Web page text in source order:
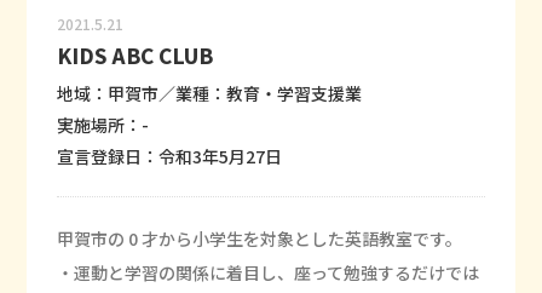
2021.5.21
KIDS ABC CLUB
地域：甲賀市／業種：教育・学習支援業
実施場所：-
宣言登録日：令和3年5月27日
甲賀市の 0 才から小学生を対象とした英語教室です。
・運動と学習の関係に着目し、座って勉強するだけでは